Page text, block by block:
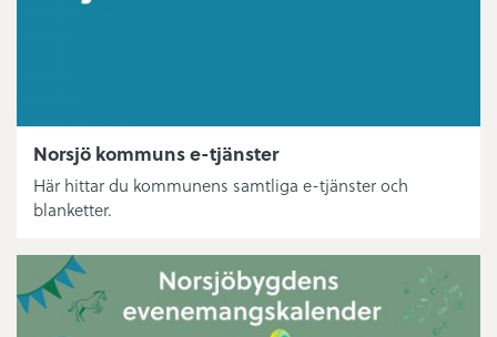
Norsjö kommuns e-tjänster
Här hittar du kommunens samtliga e-tjänster och
blanketter.